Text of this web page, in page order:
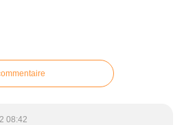
08:42